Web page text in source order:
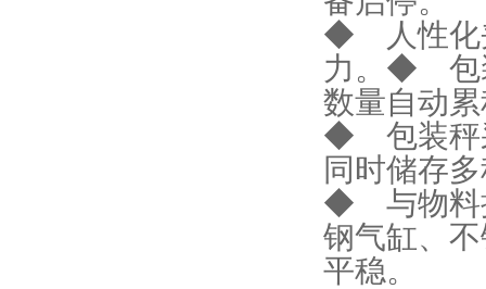
◆ 人性化
力。 ◆ 包
数量自动
◆ 包装秤
同时储存
◆ 与物料
钢气缸、
平稳。